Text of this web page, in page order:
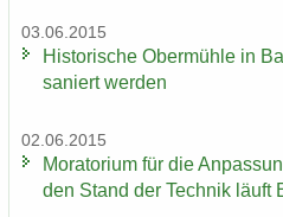
03.06.2015
His­to­ri­sche Ober­müh­le in
sa­niert wer­den
02.06.2015
Mo­ra­to­ri­um für die
den Stand der Tech­nik läuft